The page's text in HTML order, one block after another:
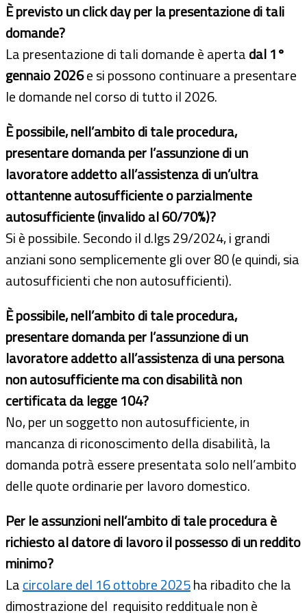
È previsto un click day per la presentazione di tali
domande?
La presentazione di tali domande è apertadal 1°
gennaio 2026e si possono continuare a presentare
le domande nel corso di tutto il 2026.
È possibile, nell’ambito di tale procedura,
presentare domanda per l’assunzione di un
lavoratore addetto all’assistenza di un’ultra
ottantenne autosufficiente o parzialmente
autosufficiente (invalido al 60/70%)?
Si è possibile. Secondo il d.lgs 29/2024, i grandi
anziani sono semplicemente gli over 80 (e quindi, sia
autosufficienti che non autosufficienti).
È possibile, nell’ambito di tale procedura,
presentare domanda per l’assunzione di un
lavoratore addetto all’assistenza di una persona
non autosufficiente ma con disabilità non
certificata da legge 104?
No, per un soggetto non autosufficiente, in
mancanza di riconoscimento della disabilità, la
domanda potrà essere presentata solo nell’ambito
delle quote ordinarie per lavoro domestico.
Per le assunzioni nell’ambito di tale procedura è
richiesto al datore di lavoro il possesso di un reddito
minimo?
Lacircolare del 16 ottobre 2025ha ribadito che la
dimostrazione del requisito reddituale non è